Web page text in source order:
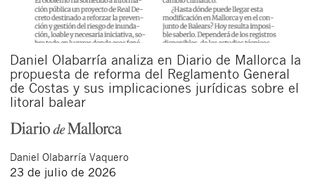
Daniel Olabarría analiza en Diario de Mallorca la
propuesta de reforma del Reglamento General
de Costas y sus implicaciones jurídicas sobre el
litoral balear
Daniel Olabarría Vaquero
23 de julio de 2026